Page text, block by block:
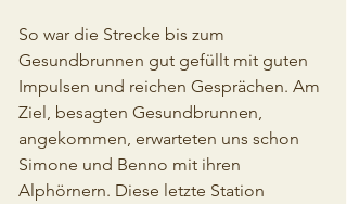
So war die Strecke bis zum
Gesundbrunnen gut gefüllt mit guten
Impulsen und reichen Gesprächen. Am
Ziel, besagten Gesundbrunnen,
angekommen, erwarteten uns schon
Simone und Benno mit ihren
Alphörnern. Diese letzte Station